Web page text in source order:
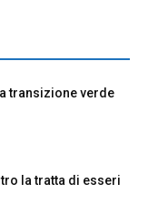
transizione verde
la tratta di esseri